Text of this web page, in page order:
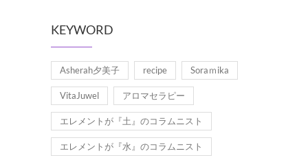
KEYWORD
Asherah夕美子 recipe Soraｍika
VitaJuwel アロマセラピー
エレメントが『土』のコラムニスト
エレメントが『水』のコラムニスト